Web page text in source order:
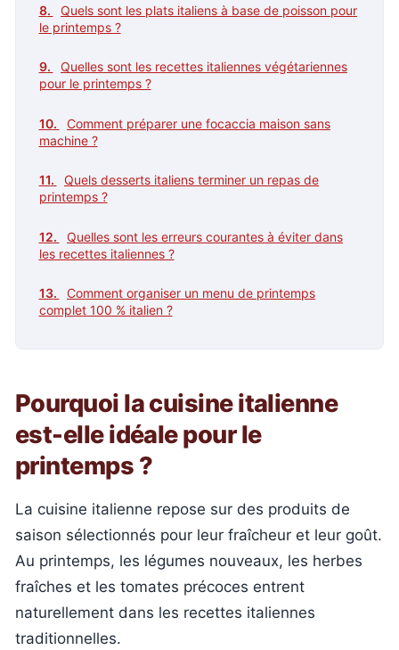
Quels sont les plats italiens à base de poisson pour
le printemps ?
Quelles sont les recettes italiennes végétariennes
pour le printemps ?
Comment préparer une focaccia maison sans
machine ?
Quels desserts italiens terminer un repas de
printemps ?
Quelles sont les erreurs courantes à éviter dans
les recettes italiennes ?
Comment organiser un menu de printemps
complet 100 % italien ?
Pourquoi la cuisine italienne
est-elle idéale pour le
printemps ?
La cuisine italienne repose sur des produits de
saison sélectionnés pour leur fraîcheur et leur goût.
Au printemps, les légumes nouveaux, les herbes
fraîches et les tomates précoces entrent
naturellement dans les recettes italiennes
traditionnelles.